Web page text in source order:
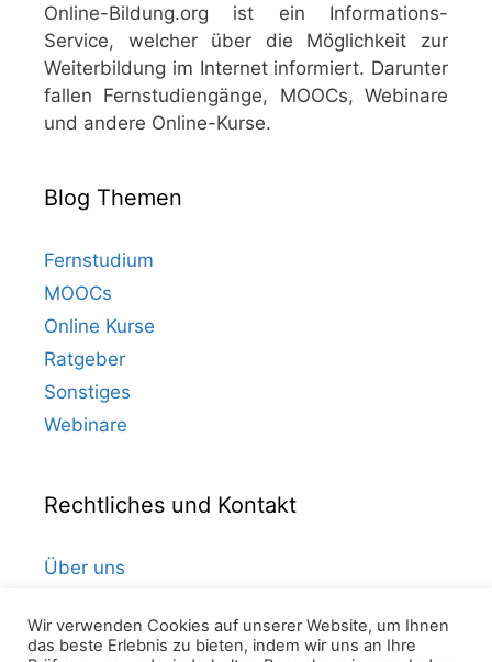
Online-Bildung.org ist ein Informations-
Service, welcher über die Möglichkeit zur
Weiterbildung im Internet informiert. Darunter
fallen Fernstudiengänge, MOOCs, Webinare
und andere Online-Kurse.
Blog Themen
Fernstudium
MOOCs
Online Kurse
Ratgeber
Sonstiges
Webinare
Rechtliches und Kontakt
Über uns
Datenschutz
Wir verwenden Cookies auf unserer Website, um Ihnen
das beste Erlebnis zu bieten, indem wir uns an Ihre